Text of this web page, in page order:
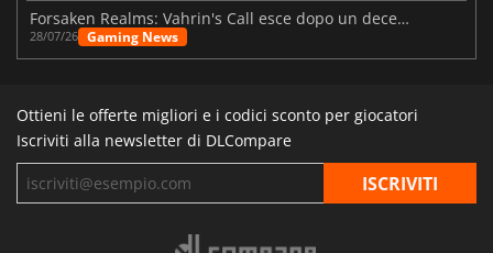
Forsaken Realms: Vahrin's Call esce dopo un decennio di sviluppo
28/07/26 Gaming News
Ottieni le offerte migliori e i codici sconto per giocatori
Iscriviti alla newsletter di DLCompare